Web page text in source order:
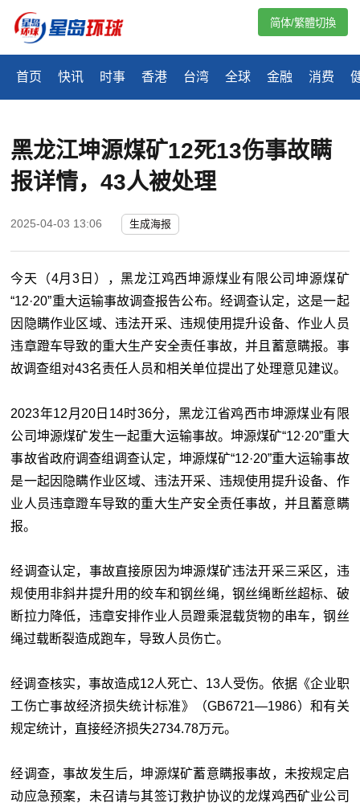
首页 快讯 时事 香港 台湾 全球 金融 消费
简体/繁體切換
黑龙江坤源煤矿12死13伤事故瞒
报详情，43人被处理
2025-04-03 13:06 生成海报
今天（4月3日），黑龙江鸡西坤源煤业有限公司坤源煤矿
“12·20”重大运输事故调查报告公布。经调查认定，这是一起
因隐瞒作业区域、违法开采、违规使用提升设备、作业人员
违章蹬车导致的重大生产安全责任事故，并且蓄意瞒报。事
故调查组对43名责任人员和相关单位提出了处理意见建议。
2023年12月20日14时36分，黑龙江省鸡西市坤源煤业有限
公司坤源煤矿发生一起重大运输事故。坤源煤矿“12·20”重大
事故省政府调查组调查认定，坤源煤矿“12·20”重大运输事故
是一起因隐瞒作业区域、违法开采、违规使用提升设备、作
业人员违章蹬车导致的重大生产安全责任事故，并且蓄意瞒
报。
经调查认定，事故直接原因为坤源煤矿违法开采三采区，违
规使用非斜井提升用的绞车和钢丝绳，钢丝绳断丝超标、破
断拉力降低，违章安排作业人员蹬乘混载货物的串车，钢丝
绳过载断裂造成跑车，导致人员伤亡。
经调查核实，事故造成12人死亡、13人受伤。依据《企业职
工伤亡事故经济损失统计标准》（GB6721—1986）和有关
规定统计，直接经济损失2734.78万元。
经调查，事故发生后，坤源煤矿蓄意瞒报事故，未按规定启
动应急预案，未召请与其签订救护协议的龙煤鸡西矿业公司